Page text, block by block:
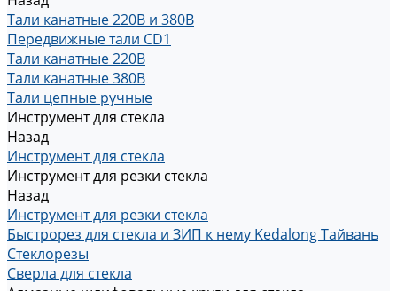
Тали канатные 220В и 380В
Передвижные тали CD1
Тали канатные 220В
Тали канатные 380В
Тали цепные ручные
Инструмент для стекла
Назад
Инструмент для стекла
Инструмент для резки стекла
Назад
Инструмент для резки стекла
Быстрорез для стекла и ЗИП к нему Kedalong Тайвань
Стеклорезы
Сверла для стекла